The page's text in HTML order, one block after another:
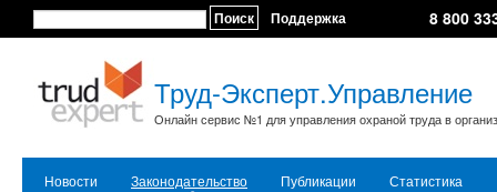
Поиск Поддержка 8 800
Труд-Эксперт.Управление
Онлайн сервис №1 для управления охраной труда в
Новости Законодательство Публикации Статистика